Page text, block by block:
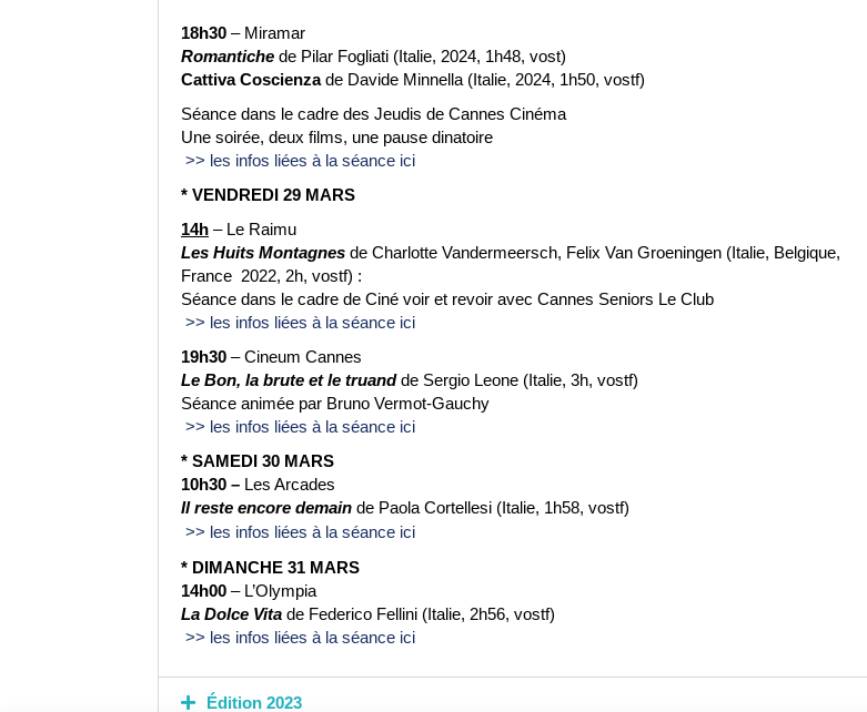
18h30 – Miramar
Romantiche de Pilar Fogliati (Italie, 2024, 1h48, vost)
Cattiva Coscienzade Davide Minnella (Italie, 2024, 1h50, vostf)
Séance dans le cadre des Jeudis de Cannes Cinéma
Une soirée, deux films, une pause dinatoire
>> les infos liées à la séance ici
* VENDREDI 29 MARS
14h – Le Raimu
Les Huits Montagnes de Charlotte Vandermeersch, Felix Van Groeningen (Italie, Belgique,
France 2022, 2h, vostf) :
Séance dans le cadre de Ciné voir et revoir avec Cannes Seniors Le Club
>> les infos liées à la séance ici
19h30 – Cineum Cannes
Le Bon, la brute et le truandde Sergio Leone (Italie, 3h, vostf)
Séance animée par Bruno Vermot-Gauchy
>> les infos liées à la séance ici
* SAMEDI 30 MARS
10h30 – Les Arcades
Il reste encore demain de Paola Cortellesi (Italie, 1h58, vostf)
>> les infos liées à la séance ici
* DIMANCHE 31 MARS
14h00 – L’Olympia
La Dolce Vita de Federico Fellini (Italie, 2h56, vostf)
>> les infos liées à la séance ici
Édition 2023